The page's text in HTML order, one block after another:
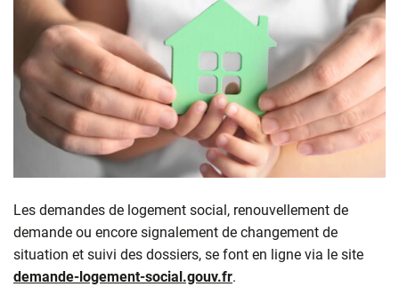
Les demandes de logement social, renouvellement de
demande ou encore signalement de changement de
situation et suivi des dossiers, se font en ligne via le site
demande-logement-social.gouv.fr.